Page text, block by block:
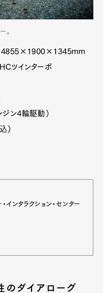
。
4855×1900×1345mm
ツインターボ
ン4輪駆動）
）
ンタラクション・センター
のダイアローグ